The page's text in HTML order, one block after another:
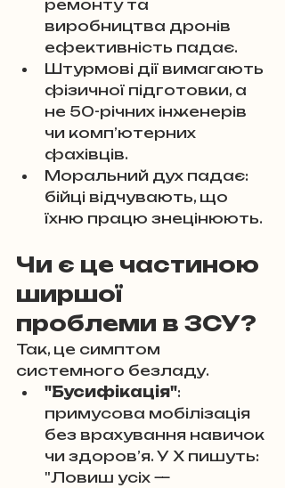
ремонту та
виробництва дронів
ефективність падає.
Штурмові дії вимагають
фізичної підготовки, а
не 50-річних інженерів
чи комп’ютерних
фахівців.
Моральний дух падає:
бійці відчувають, що
їхню працю знецінюють.
Чи є це частиною
ширшої
проблеми в ЗСУ?
Так, це симптом
системного безладу.
"Бусифікація":
примусова мобілізація
без врахування навичок
чи здоров’я. У X пишуть:
"Ловиш усіх —